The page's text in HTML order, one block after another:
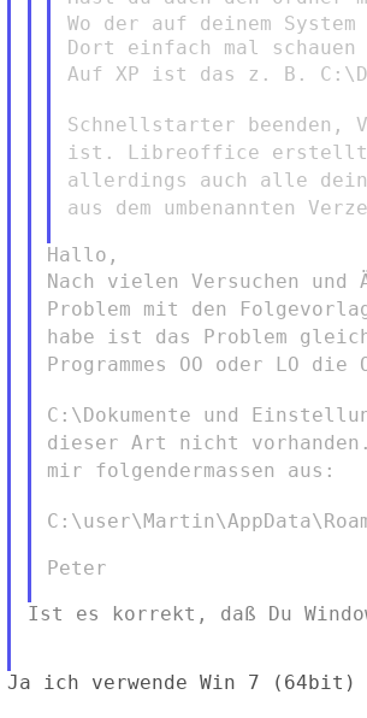
Wo der auf deinem
Auf XP ist das z. B.
Schnellstarter beenden,
ist. Libreoffice erstellt
allerdings auch alle
aus dem umbenannten
Nach vielen Versuchen und
Problem mit den
habe ist das Problem
Programmes OO oder LO die
C:\Dokumente und
dieser Art nicht
mir folgendermassen aus:
Peter
Ist es korrekt, daß Du
Ja ich verwende Win 7 (64bit)